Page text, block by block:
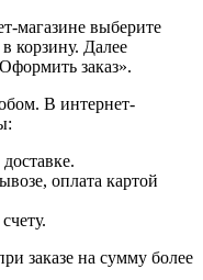
магазине выберите
корзину. Далее
заказ».
В интернет-
оплата картой
заказе на сумму более